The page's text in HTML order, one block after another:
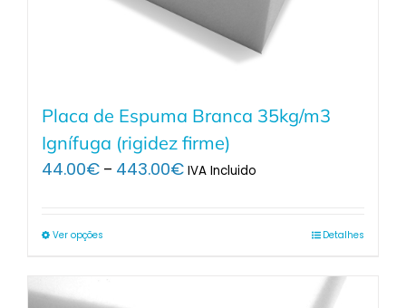
Placa de Espuma Branca 35kg/m3
Ignífuga (rigidez firme)
44.00€ – 443.00€Price
IVA Incluido
Ver opções Detalhes